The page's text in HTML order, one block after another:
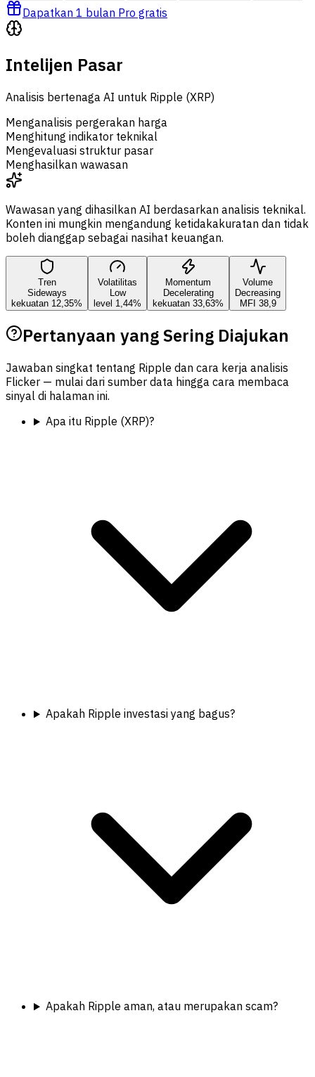
Dapatkan 1 bulan Pro gratis
Intelijen Pasar
Analisis bertenaga AI untuk Ripple (XRP)
Menganalisis pergerakan harga
Menghitung indikator teknikal
Mengevaluasi struktur pasar
Menghasilkan wawasan
Wawasan yang dihasilkan AI berdasarkan analisis teknikal.
Konten ini mungkin mengandung ketidakakuratan dan tidak
boleh dianggap sebagai nasihat keuangan.
Tren
Sideways
kekuatan 12,35%
Volatilitas
Low
level 1,44%
Momentum
Decelerating
kekuatan 33,63%
Volume
Decreasing
MFI 38,9
Pertanyaan yang Sering Diajukan
Jawaban singkat tentang Ripple dan cara kerja analisis
Flicker — mulai dari sumber data hingga cara membaca
sinyal di halaman ini.
Apa itu Ripple (XRP)?
Apakah Ripple investasi yang bagus?
Apakah Ripple aman, atau merupakan scam?